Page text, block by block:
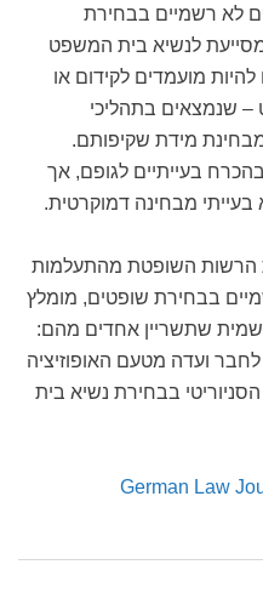
לא רשמיים בבחירת
לנשיא בית המשפט
מועמדים לקידום או
– שנמצאים בתהליכי
מידת שקיפותם.
בעייתיים לגופם, אך
בעייתי מבחינה דמוקרטית.
הרשות השופטת מהתעלמות
בבחירת שופטים, מומלץ
שתשריין אחדים מהם:
ועדה מטעם האופוזיציה
בבחירת נשיא בית